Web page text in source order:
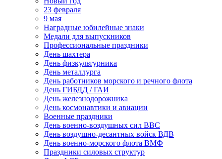
23 февраля
9 мая
Наградные юбилейные знаки
Медали для выпускников
Профессиональные праздники
День шахтера
День физкультурника
День металлурга
День работников морского и речного флота
День ГИБДД / ГАИ
День железнодорожника
День космонавтики и авиации
Военные праздники
День военно-воздушных сил ВВС
День воздушно-десантных войск ВДВ
День военно-морского флота ВМФ
Праздники силовых структур